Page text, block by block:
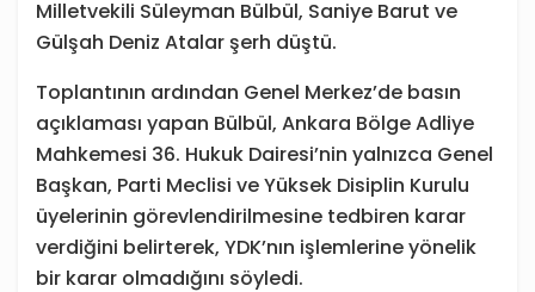
Milletvekili Süleyman Bülbül, Saniye Barut ve
Gülşah Deniz Atalar şerh düştü.
Toplantının ardından Genel Merkez’de basın
açıklaması yapan Bülbül, Ankara Bölge Adliye
Mahkemesi 36. Hukuk Dairesi’nin yalnızca Genel
Başkan, Parti Meclisi ve Yüksek Disiplin Kurulu
üyelerinin görevlendirilmesine tedbiren karar
verdiğini belirterek, YDK’nın işlemlerine yönelik
bir karar olmadığını söyledi.